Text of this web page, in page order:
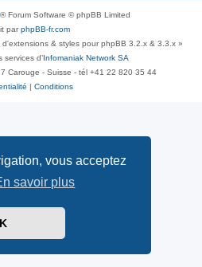
vous acceptez
savoir plus
® Forum Software © phpBB Limited
parphpBB-fr.com
d'extensions & styles pour phpBB 3.2.x & 3.3.x »
services d’ Infomaniak Network SA
Carouge - Suisse - tél +41 22 820 35 44
Conditions